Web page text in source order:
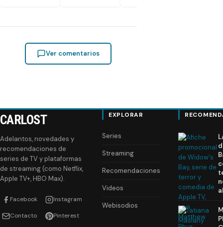
Ver comentarios
CARLOST
Adelantos, novedades y
recomendaciones de
series de TV y plataformas
de streaming (como Netflix,
Apple TV+, HBO Max).
Facebook Instagram
Contacto Pinterest
EXPLORAR
Series
Streaming
Recomendaciones
Videos
Webisodios